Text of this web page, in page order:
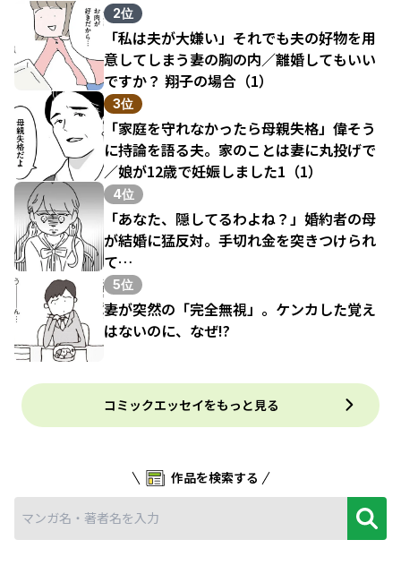
結果（1）
2位
「私は夫が大嫌い」それでも夫の好物を用
意してしまう妻の胸の内／離婚してもいい
ですか？ 翔子の場合（1）
3位
「家庭を守れなかったら母親失格」偉そう
に持論を語る夫。家のことは妻に丸投げで
／娘が12歳で妊娠しました1（1）
4位
「あなた、隠してるわよね？」婚約者の母
が結婚に猛反対。手切れ金を突きつけられ
て…
5位
妻が突然の「完全無視」。ケンカした覚え
はないのに、なぜ!?
コミックエッセイをもっと見る
作品を検索する